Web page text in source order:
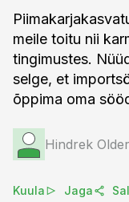
meile toitu nii
tingimustes.
selge, et
õppima oma
Hindrek
Kuula Jaga